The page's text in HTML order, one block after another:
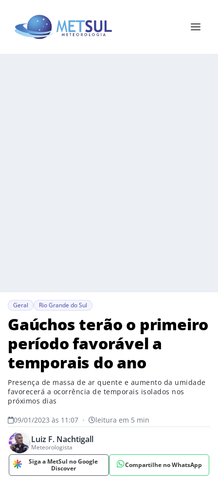
Geral Rio Grande do Sul
Gaúchos terão o primeiro
período favorável a
temporais do ano
Presença de massa de ar quente e aumento da umidade
favorecerá a ocorrência de temporais isolados nos
próximos dias
09/01/2023 às 11:07 • leitura em 5 min
Luiz F. Nachtigall
Meteorologista
Siga a MetSul no Google
Discover
Compartilhe no WhatsApp